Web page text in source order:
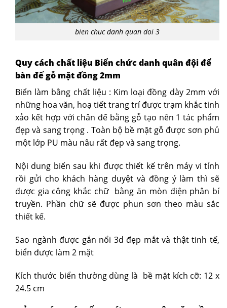
bien chuc danh quan doi 3
Quy cách chất liệu Biển chức danh quân đội để
bàn đế gỗ mặt đồng 2mm
Biển làm bằng chất liệu : Kim loại đồng dày 2mm với
những hoa văn, hoạ tiết trang trí được trạm khắc tinh
xảo kết hợp với chân đế bằng gỗ tạo nên 1 tác phẩm
đẹp và sang trọng . Toàn bộ bề mặt gỗ được sơn phủ
một lớp PU màu nâu rất đẹp và sang trọng.
Nội dung biển sau khi được thiết kế trên máy vi tính
rồi gửi cho khách hàng duyệt và đồng ý làm thì sẽ
được gia công khắc chữ bằng ăn mòn điện phân bí
truyền. Phần chữ sẽ được phun sơn theo màu sắc
thiết kế.
Sao ngành được gắn nổi 3d đẹp mắt và thật tinh tế,
biển được làm 2 mặt
Kích thước biển thường dùng là bề mặt kích cỡ: 12 x
24.5 cm